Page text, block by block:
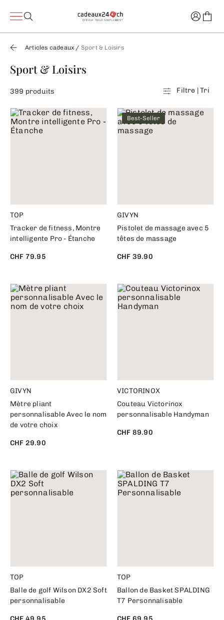
Articles cadeaux / Sport & Loisirs
Sport & Loisirs
399 produits Filtre | Tri
TOP
Tracker de fitness, Montre
intelligente Pro - Étanche
CHF 79.95
Best-Seller
GIVYN
Pistolet de massage avec 5
têtes de massage
CHF 39.90
GIVYN
Mètre pliant
personnalisable Avec le nom
de votre choix
CHF 29.90
VICTORINOX
Couteau Victorinox
personnalisable Handyman
CHF 89.90
TOP
Balle de golf Wilson DX2 Soft
personnalisable
TOP
Ballon de Basket SPALDING
T7 Personnalisable